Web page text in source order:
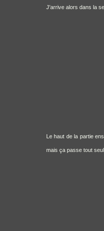
J'arrive alors dans la
Le haut de la partie
mais ça passe tout seul.